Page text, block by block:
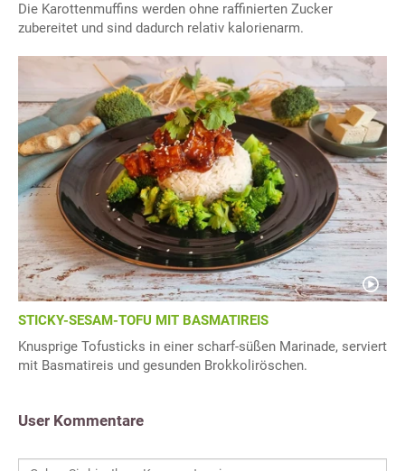
Die Karottenmuffins werden ohne raffinierten Zucker
zubereitet und sind dadurch relativ kalorienarm.
STICKY-SESAM-TOFU MIT BASMATIREIS
Knusprige Tofusticks in einer scharf-süßen Marinade, serviert
mit Basmatireis und gesunden Brokkoliröschen.
User Kommentare